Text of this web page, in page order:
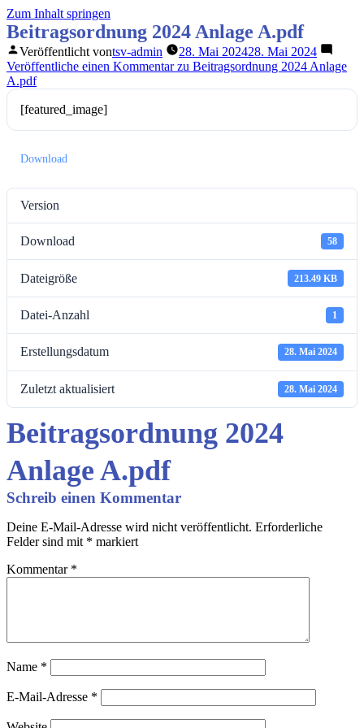
Zum Inhalt springen
Beitragsordnung 2024 Anlage A.pdf
Veröffentlicht vontsv-admin 28. Mai 202428. Mai 2024
Veröffentliche einen Kommentarzu Beitragsordnung 2024 Anlage
A.pdf
[featured_image]
Download
Version
Download 58
Dateigröße 213.49 KB
Datei-Anzahl 1
Erstellungsdatum 28. Mai 2024
Zuletzt aktualisiert 28. Mai 2024
Beitragsordnung 2024
Anlage A.pdf
Schreib einen Kommentar
Deine E-Mail-Adresse wird nicht veröffentlicht. Erforderliche
Felder sind mit * markiert
Kommentar *
Name *
E-Mail-Adresse *